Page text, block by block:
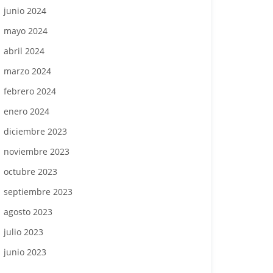
junio 2024
mayo 2024
abril 2024
marzo 2024
febrero 2024
enero 2024
diciembre 2023
noviembre 2023
octubre 2023
septiembre 2023
agosto 2023
julio 2023
junio 2023